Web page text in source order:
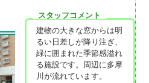
スタッフコメント
建物の大きな窓からは明
るい日差しが降り注ぎ、
緑に囲まれた季節感溢れ
る施設です。周辺に多摩
川が流れています。